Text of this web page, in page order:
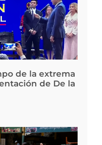
de la extrema
de De la